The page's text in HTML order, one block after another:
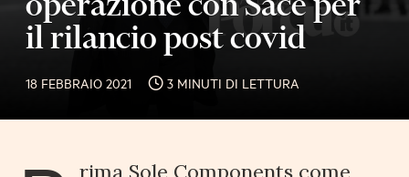
il rilancio post covid
18 FEBBRAIO 2021 3 MINUTI DI LETTURA
rima Sole Components come